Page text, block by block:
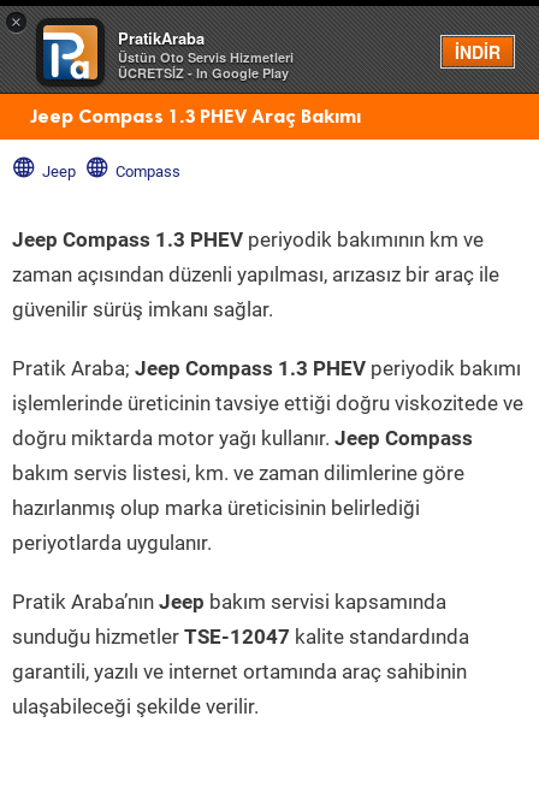
×
PratikAraba
Üstün Oto Servis Hizmetleri
ÜCRETSİZ - In Google Play
İNDİR
Menü
Jeep Compass 1.3 PHEV Araç Bakımı
Jeep Compass
Jeep Compass 1.3 PHEV periyodik bakımının km ve
zaman açısından düzenli yapılması, arızasız bir araç ile
güvenilir sürüş imkanı sağlar.
Pratik Araba; Jeep Compass 1.3 PHEV periyodik bakımı
işlemlerinde üreticinin tavsiye ettiği doğru viskozitede ve
doğru miktarda motor yağı kullanır. Jeep Compass
bakım servis listesi, km. ve zaman dilimlerine göre
hazırlanmış olup marka üreticisinin belirlediği
periyotlarda uygulanır.
Pratik Araba’nın Jeep bakım servisi kapsamında
sunduğu hizmetler TSE-12047 kalite standardında
garantili, yazılı ve internet ortamında araç sahibinin
ulaşabileceği şekilde verilir.